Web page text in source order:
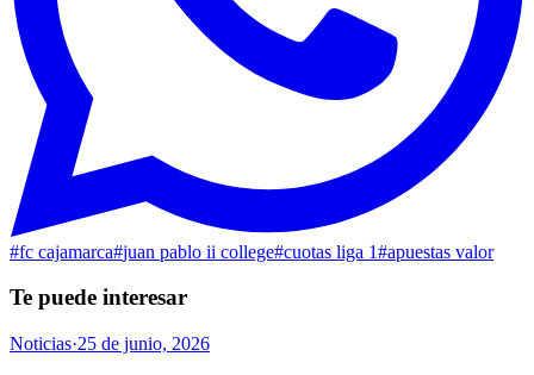
#fc cajamarca#juan pablo ii college#cuotas liga 1#apuestas valor
Te puede interesar
Noticias·25 de junio, 2026